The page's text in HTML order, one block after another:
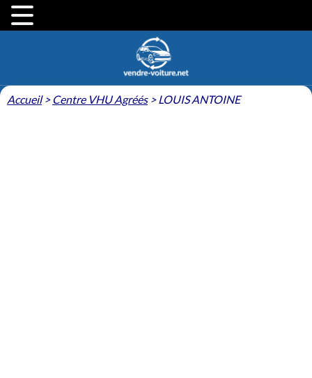
Accueil> Centre VHU Agréés> LOUIS ANTOINE